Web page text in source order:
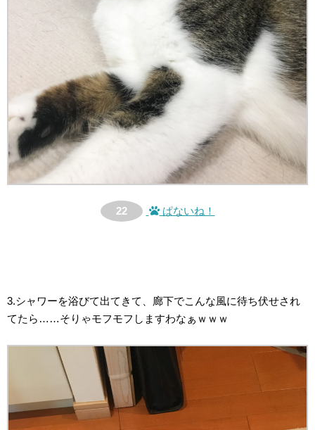
22 ぱないね！
3.シャワーを浴びて出てきて、廊下でこんな風に待ち伏せされ
てたら……そりゃモフモフしますわなぁｗｗｗ